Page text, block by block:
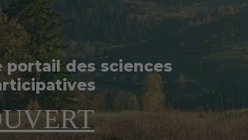
portail des sciences